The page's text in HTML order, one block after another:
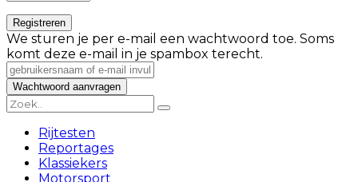
We sturen je per e-mail een wachtwoord toe. Soms
komt deze e-mail in je spambox terecht.
Rijtesten
Reportages
Klassiekers
Motorsport